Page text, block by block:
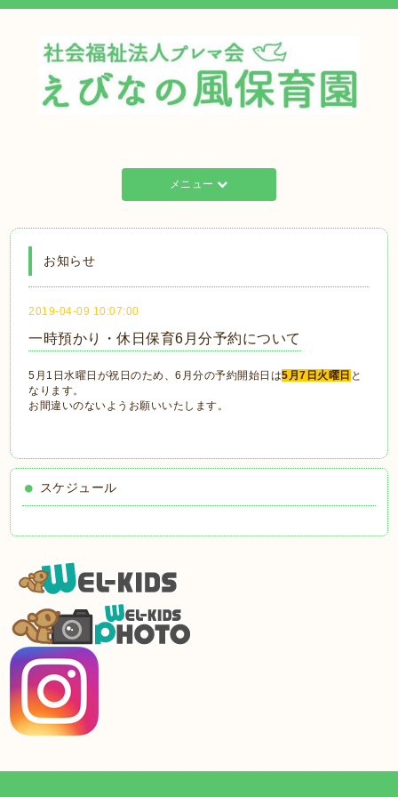
メニュー
お知らせ
2019-04-09 10:07:00
一時預かり・休日保育6月分予約について
5月1日水曜日が祝日のため、6月分の予約開始日は5月7日火曜日 と
なります。
お間違いのないようお願いいたします。
スケジュール